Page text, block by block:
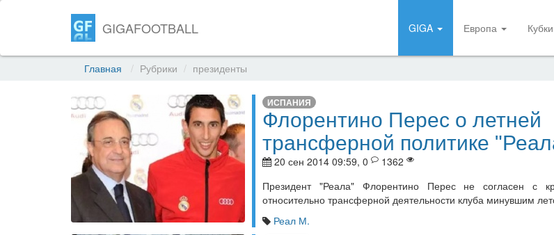
GIGAFOOTBALL GIGA Европа Кубки
Главная Рубрики президенты
ИСПАНИЯ
Флорентино Перес о летней
трансферной политике
20 сен 2014 09:59, 0
1362
Президент "Реала" Флорентино Перес не согласен с
относительно трансферной деятельности клуба минувшим
Реал М.